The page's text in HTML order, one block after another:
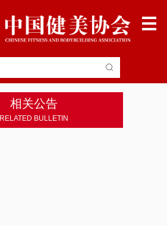
申请基地
相关公告
RELATED BULLETIN